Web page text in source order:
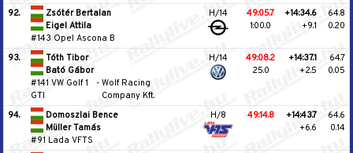
92.
Zsótér Bertalan
Eigel Attila
#143 Opel Ascona B
H/14
49:05.7
1:00.0
+14:34.6
+9.1
64.8
0.20
93.
Tóth Tibor
Bató Gábor
#141 VW Golf 1
GTI
-Wolf Racing
Company Kft.
H/14
49:08.2
25.0
+14:37.1
+2.5
64.7
0.05
94.
Domoszlai Bence
Müller Tamás
#91 Lada VFTS
H/8 49:14.8
+14:43.7
+6.6
64.6
0.14